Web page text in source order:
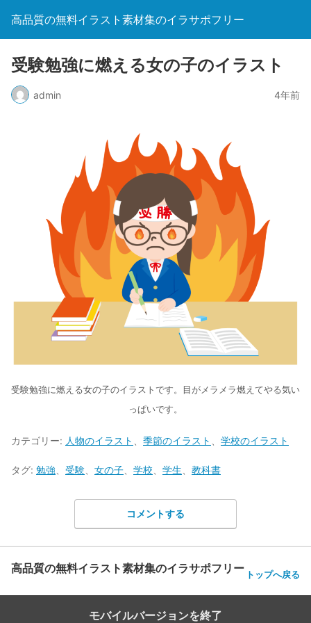
高品質の無料イラスト素材集のイラサポフリー
受験勉強に燃える女の子のイラスト
admin 4年前
受験勉強に燃える女の子のイラストです。目がメラメラ燃えてやる気い
っぱいです。
カテゴリー: 人物のイラスト 季節のイラスト 学校のイラスト
タグ: 勉強 受験 女の子 学校 学生 教科書
コメントする
高品質の無料イラスト素材集のイラサポフリー トップへ戻る
モバイルバージョンを終了